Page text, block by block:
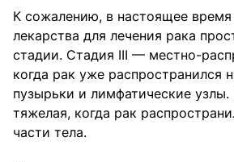
К сожалению, в настоящее время
лекарства для лечения рака
стадии. Стадия III — местно-
когда рак уже распространился
пузырьки и лимфатические узлы.
тяжелая, когда рак
части тела.